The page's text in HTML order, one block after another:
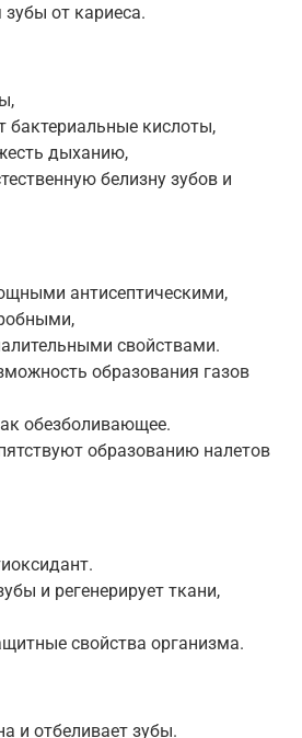
от кариеса.
бактериальные кислоты,
дыханию,
белизну зубов и
антисептическими,
свойствами.
образования газов
обезболивающее.
образованию налетов
и регенерирует ткани,
свойства организма.
и отбеливает зубы.